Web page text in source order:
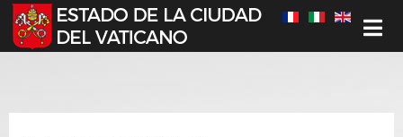
Seleccione su idioma